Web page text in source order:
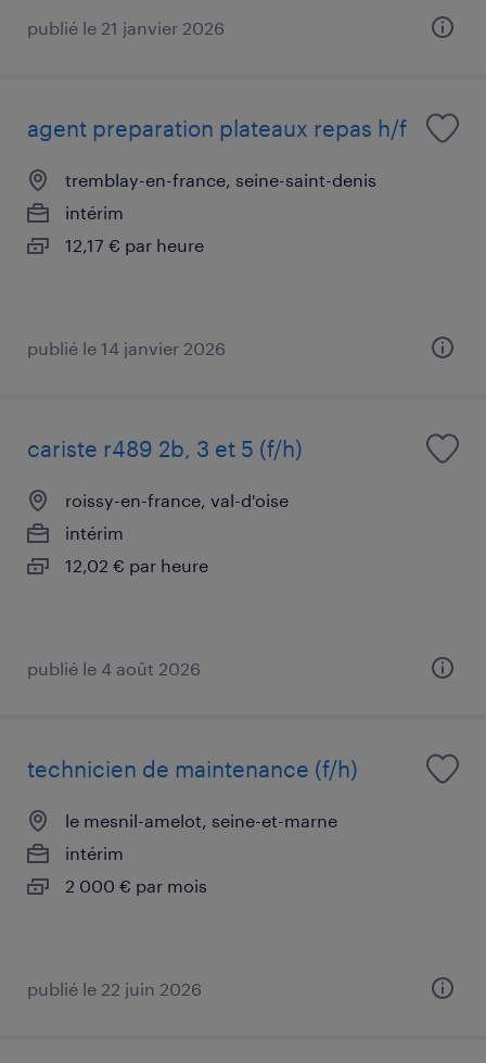
publié le 21 janvier 2026
agent preparation plateaux repas h/f
tremblay-en-france, seine-saint-denis
intérim
12,17 € par heure
publié le 14 janvier 2026
cariste r489 2b, 3 et 5 (f/h)
roissy-en-france, val-d'oise
intérim
12,02 € par heure
publié le 4 août 2026
technicien de maintenance (f/h)
le mesnil-amelot, seine-et-marne
intérim
2 000 € par mois
publié le 22 juin 2026